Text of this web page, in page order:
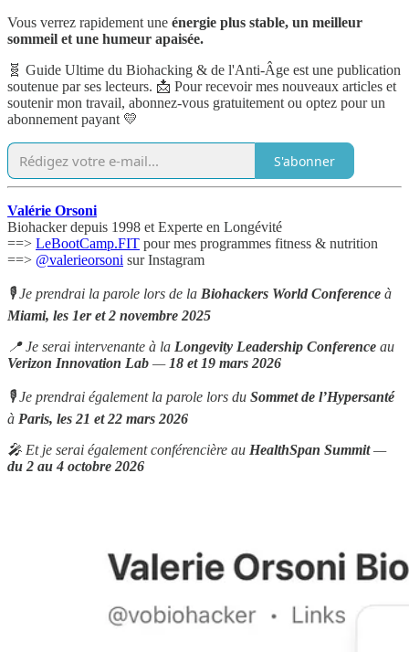
Vous verrez rapidement une énergie plus stable, un meilleur
sommeil et une humeur apaisée.
🧬 Guide Ultime du Biohacking & de l'Anti-Âge est une publication
soutenue par ses lecteurs. 📩 Pour recevoir mes nouveaux articles et
soutenir mon travail, abonnez-vous gratuitement ou optez pour un
abonnement payant 💛
S'abonner
Valérie Orsoni
Biohacker depuis 1998 et Experte en Longévité
==> LeBootCamp.FIT pour mes programmes fitness & nutrition
==> @valerieorsoni sur Instagram
🎙 Je prendrai la parole lors de la Biohackers World Conference à
Miami, les 1er et 2 novembre 2025
📍 Je serai intervenante à la Longevity Leadership Conference au
Verizon Innovation Lab — 18 et 19 mars 2026
🎙 Je prendrai également la parole lors du Sommet de l’Hypersanté
à Paris, les 21 et 22 mars 2026
🎤 Et je serai également conférencière au HealthSpan Summit—
du 2 au 4 octobre 2026